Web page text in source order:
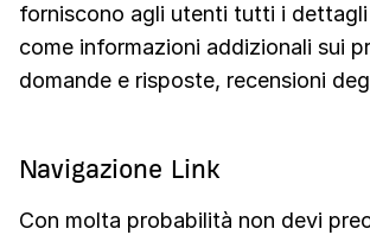
forniscono agli utenti tutti i dettagli
come informazioni addizionali sui
domande e risposte, recensioni
Navigazione Link
Con molta probabilità non devi